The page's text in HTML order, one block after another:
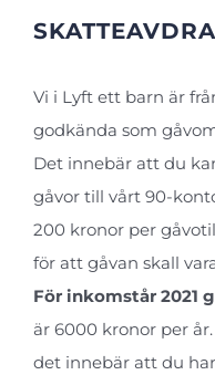
Vi i Lyft ett barn är
godkända som
Det innebär att du
gåvor till vårt 90-
200 kronor per
för att gåvan skall
För inkomstår 2021
är 6000 kronor per
det innebär att du